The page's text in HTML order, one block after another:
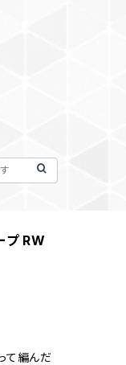
プ RW
て編んだ